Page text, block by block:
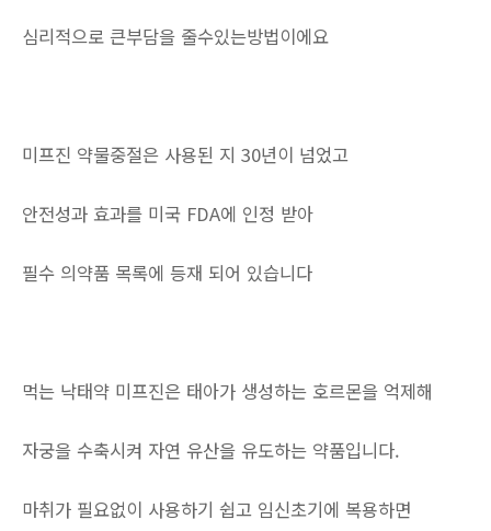
심리적으로 큰부담을 줄수있는방법이에요
미프진 약물중절은 사용된 지 30년이 넘었고
안전성과 효과를 미국 FDA에 인정 받아
필수 의약품 목록에 등재 되어 있습니다
먹는 낙태약 미프진은 태아가 생성하는 호르몬을 억제해
자궁을 수축시켜 자연 유산을 유도하는 약품입니다.
마취가 필요없이 사용하기 쉽고 임신초기에 복용하면